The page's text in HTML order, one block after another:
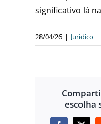
significativo lá
28/04/26 | Jurídico
escolha